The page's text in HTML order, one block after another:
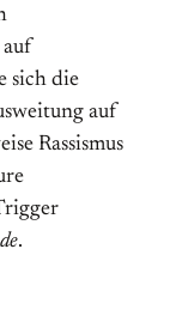
sich die
auf
Rassismus
.